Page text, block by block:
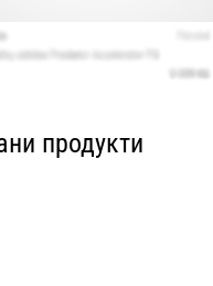
продукти